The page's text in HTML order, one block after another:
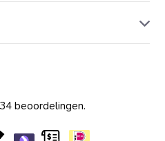
beoordelingen.